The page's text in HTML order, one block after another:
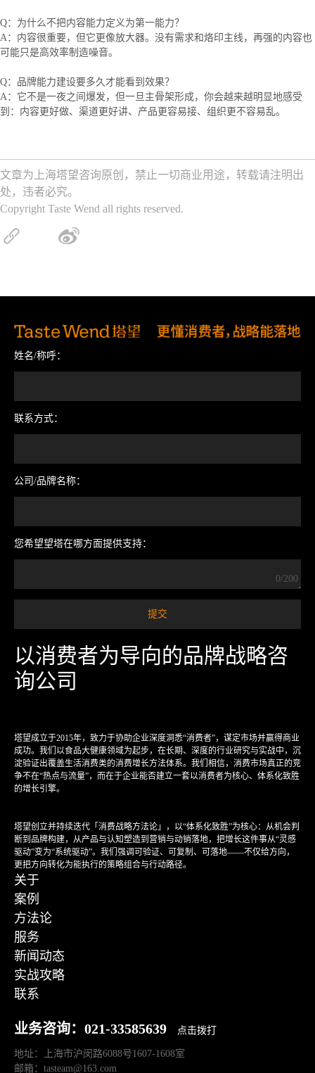
Q：为什么不把内容能力定义为第一能力？
A：内容很重要，但它更像放大器。没有需求和烙印主线，再强的内容也
可能只是高效率制造噪音。
Q：品牌能力建设要多久才能看到效果？
A：它不是一夜之间爆发，但一旦主骨架形成，你会越来越明显地感受
到：内容更好做、渠道更好讲、产品更容易接、组织更不容易乱。
文章为上海塔望咨询原创，禁止一切商业用途，转载请注明出
处，违者必究。
Copyright Taste Wend all rights reserved.
姓名/称呼：
联系方式：
公司/品牌名称：
您希望望塔在哪方面提供支持：
0/200
以消费者为导向的品牌战略咨
询公司
塔望成立于2015年，致力于协助企业深度洞悉“消费者”，谋定市场并赢得商业
成功。我们以食品大健康领域为起步，在长期、深度的行业研究与实战中，沉
淀验证出覆盖生活消费类的消费增长方法体系。我们相信，消费市场真正的竞
争不在“热点与流量”，而在于企业能否建立一套以消费者为核心、体系化致胜
的增长引擎。
塔望创立并持续迭代「消费战略方法论」，以“体系化致胜”为核心：从机会判
断到品牌构建，从产品与认知塑造到营销与动销落地，把增长这件事从“灵感
驱动”变为“系统驱动”。我们强调可验证、可复制、可落地——不仅给方向，
更把方向转化为能执行的策略组合与行动路径。
关于
案例
方法论
服务
新闻动态
实战攻略
联系
业务咨询：021-33585639 点击拨打
地址：上海市沪闵路6088号1607-1608室
邮箱：tasteam@163.com